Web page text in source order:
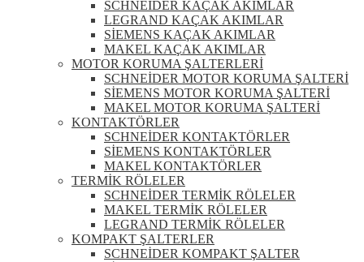
SCHNEİDER KAÇAK AKIMLAR
LEGRAND KAÇAK AKIMLAR
SİEMENS KAÇAK AKIMLAR
MAKEL KAÇAK AKIMLAR
MOTOR KORUMA ŞALTERLERİ
SCHNEİDER MOTOR KORUMA ŞALTERİ
SİEMENS MOTOR KORUMA ŞALTERİ
MAKEL MOTOR KORUMA ŞALTERİ
KONTAKTÖRLER
SCHNEİDER KONTAKTÖRLER
SİEMENS KONTAKTÖRLER
MAKEL KONTAKTÖRLER
TERMİK RÖLELER
SCHNEİDER TERMİK RÖLELER
MAKEL TERMİK RÖLELER
LEGRAND TERMİK RÖLELER
KOMPAKT ŞALTERLER
SCHNEİDER KOMPAKT ŞALTER